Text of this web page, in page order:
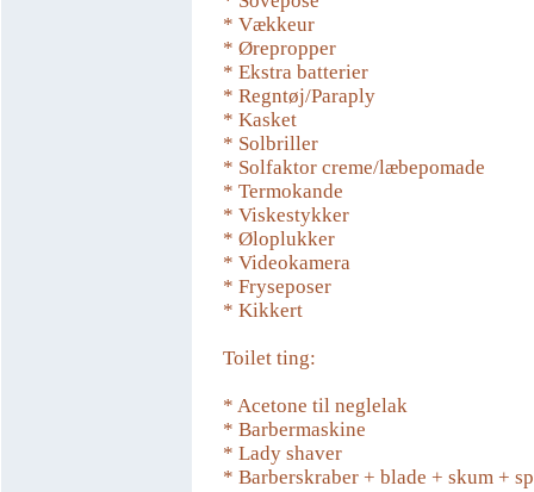
* Vækkeur
* Ørepropper
* Ekstra batterier
* Regntøj/Paraply
* Kasket
* Solbriller
* Solfaktor creme/læbepomade
* Termokande
* Viskestykker
* Øloplukker
* Videokamera
* Fryseposer
* Kikkert
Toilet ting:
* Acetone til neglelak
* Barbermaskine
* Lady shaver
* Barberskraber + blade + skum +